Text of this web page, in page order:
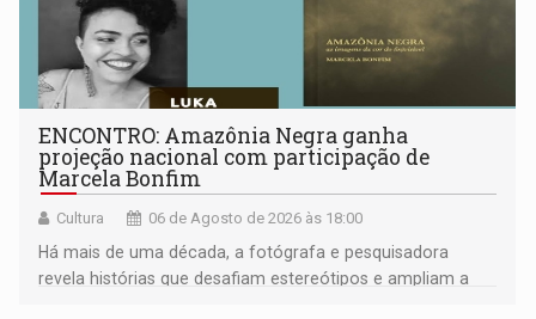
ENCONTRO: Amazônia Negra ganha
projeção nacional com participação de
Marcela Bonfim
Cultura 06 de Agosto de 2026 às 18:00
Há mais de uma década, a fotógrafa e pesquisadora
revela histórias que desafiam estereótipos e ampliam a